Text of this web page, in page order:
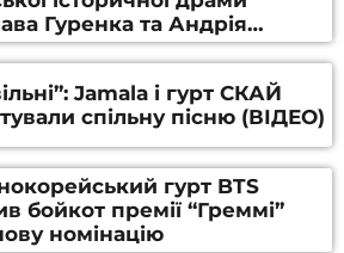
Гуренка та Андрія
(ВІДЕО)
Jamala і гурт СКАЙ
спільну пісню (ВІДЕО)
гурт BTS
бойкот премії “Греммі”
номінацію